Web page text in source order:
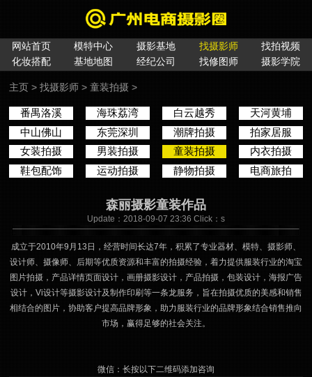
网站首页 模特中心 摄影基地 找摄影师
找拍视频
化妆搭配
基地地图 经纪公司 找修图师 摄影学院
主页 >找摄影师 >童装拍摄 >
番禺洛溪 海珠荔湾 白云越秀
天河黄埔
中山佛山
东莞深圳 潮牌拍摄
拍家居服
女装拍摄
男装拍摄 童装拍摄
内衣拍摄
鞋包配饰
运动拍摄 静物拍摄 电商旅拍
森丽摄影童装作品
Update：2018-09-07 23:36 Click： s
成立于2010年9月13日，经营时间长达7年，积累了专业器材、模特、摄影师、
设计师、摄像师、后期等优质资源和丰富的拍摄经验，着力提供服装行业的淘宝
图片拍摄，产品详情页面设计，画册摄影设计，产品拍摄，包装设计，海报广告
设计，Vi设计等摄影设计及制作印刷等一条龙服务，旨在拍摄优质的美感和销售
相结合的图片，协助客户提高品牌形象，助力服装行业的品牌形象结合销售推向
市场，赢得足够的社会关注。
微信：长按以下二维码添加咨询